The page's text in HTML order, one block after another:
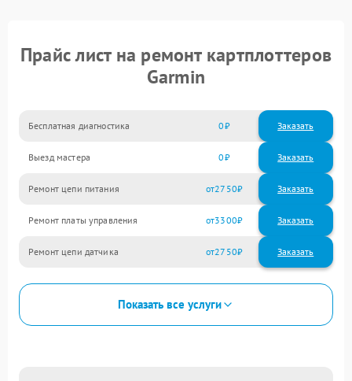
Прайс лист на ремонт картплоттеров
Garmin
Бесплатная диагностика 0 Заказать
Выезд мастера 0 Заказать
Ремонт цепи питания 2750
Ремонт платы управления 3300
Ремонт цепи датчика 2750
Показать все услуги